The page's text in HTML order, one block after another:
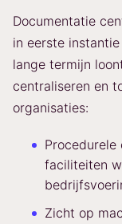
Documentatie
in eerste
lange termijn
centraliseren en
organisaties:
faciliteiten
Zicht op